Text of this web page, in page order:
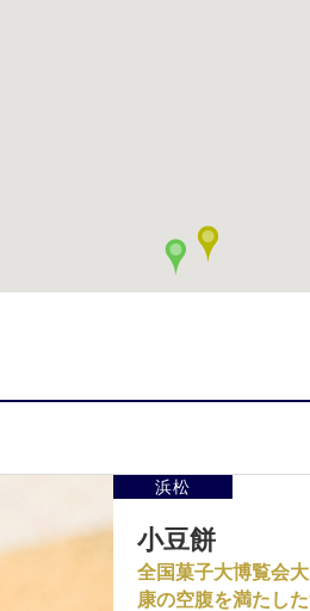
浜松
小豆餅
全国菓子大博覧会
康の空腹を満たし